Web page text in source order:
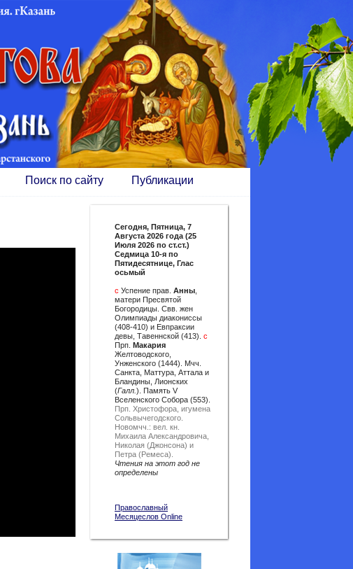
Поиск по сайту Публикации
Сегодня, Пятница, 7
Августа 2026 года (25
Июля 2026 по ст.ст.)
Седмица 10-я по
Пятидесятнице, Глас
осьмый
с Успение прав. Анны
матери Пресвятой
Богородицы. Свв. жен
Олимпиады диакониссы
(408-410) и Евпраксии
девы, Тавеннской (413). с
Прп. Макария
Желтоводского,
Унженского (1444). Мчч.
Санкта, Маттура, Аттала и
Бландины, Лионских
(Галл. ). Память V
Вселенского Собора (553).
Прп. Христофора, игумена
Сольвычегодского.
Новомчч.: вел. кн.
Михаила Александровича,
Николая (Джонсона) и
Петра (Ремеса).
Чтения на этот год не
определены
Православный
Месяцеслов Online